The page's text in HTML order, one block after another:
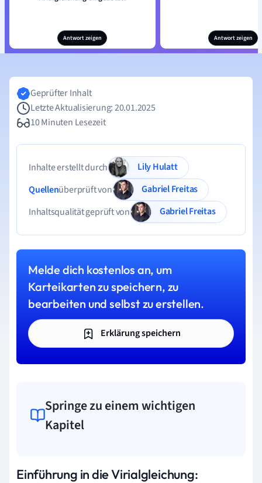
Antwort zeigen Antwort zeigen
Geprüfter Inhalt
Letzte Aktualisierung: 20.01.2025
10 Minuten Lesezeit
Inhalte erstellt durch
Lily Hulatt
Quellenüberprüft von
Gabriel Freitas
Inhaltsqualität geprüft von
Gabriel Freitas
Melde dich kostenlos an, um
Karteikarten zu speichern, zu
bearbeiten und selbst zu erstellen.
Erklärung speichern
Springe zu einem wichtigen
Kapitel
Einführung in die Virialgleichung: